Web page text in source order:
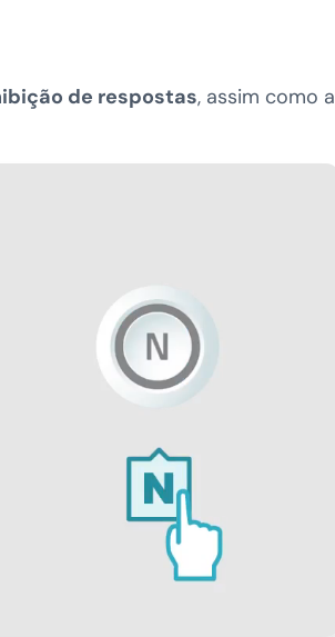
de respostas, assim como a